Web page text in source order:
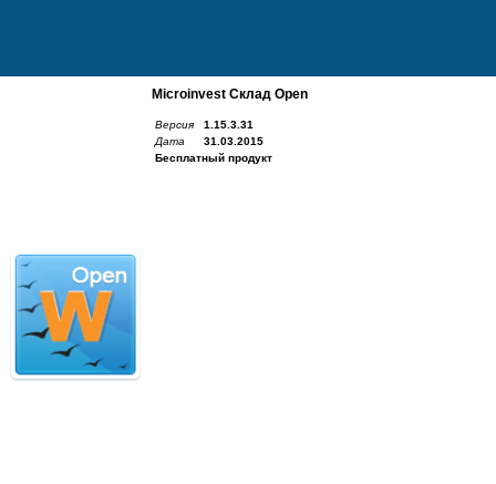
Microinvest Склад Open
Версия
1.15.3.31
Дата
31.03.2015
Бесплатный продукт